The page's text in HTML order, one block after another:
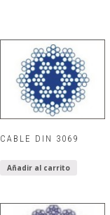
CABLE DIN 3069
Añadir al carrito